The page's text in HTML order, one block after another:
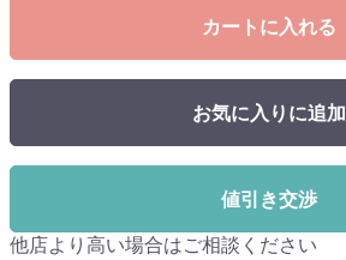
カートに入れる
お気に入りに追加
値引き交渉
他店より高い場合はご相談ください